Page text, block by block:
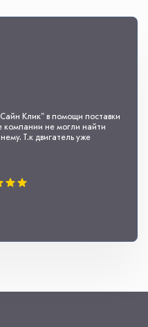
Клик" в помощи поставки
компании не могли найти
Т.к двигатель уже